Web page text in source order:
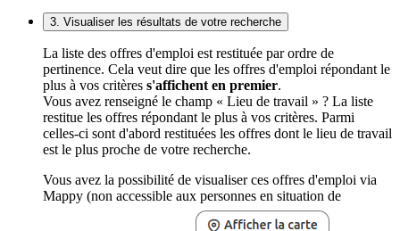
3. Visualiser les résultats de votre recherche
La liste des offres d'emploi est restituée par ordre de
pertinence. Cela veut dire que les offres d'emploi répondant le
plus à vos critères s'affichent en premier.
Vous avez renseigné le champ « Lieu de travail » ? La liste
restitue les offres répondant le plus à vos critères. Parmi
celles-ci sont d'abord restituées les offres dont le lieu de travail
est le plus proche de votre recherche.
Vous avez la possibilité de visualiser ces offres d'emploi via
Mappy (non accessible aux personnes en situation de